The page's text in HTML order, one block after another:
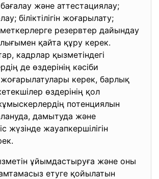
және аттестациялау;
біліктілігін жоғарылату;
резервтер дайындау
қайта құру керек.
кадрлар қызметіндегі
де өздерінің кәсіби
жоғарылатулары керек, барлық
өздерінің қол
потенциялын
дамытуда және
жүзінде жауапкершілігін
ұйымдастыруға және оны
етуге қойылатын